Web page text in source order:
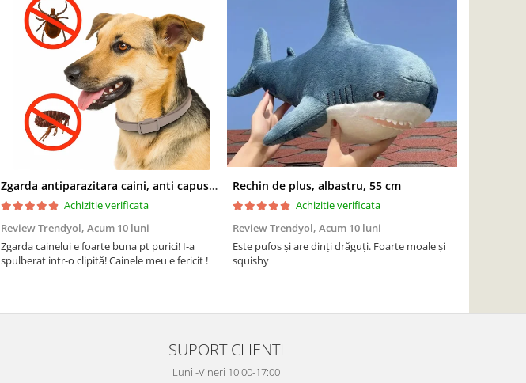
Zgarda antiparazitara caini, anti capuse si purici, 59 cm
Achizitie verificata
Review Trendyol, Acum 10 luni
Zgarda cainelui e foarte buna pt purici! I-a
spulberat intr-o clipită! Cainele meu e fericit !
Rechin de plus, albastru, 55 cm
Achizitie verificata
Review Trendyol, Acum 10 luni
Este pufos și are dinți drăguți. Foarte moale și
squishy
SUPORT CLIENTI
Luni -Vineri 10:00-17:00